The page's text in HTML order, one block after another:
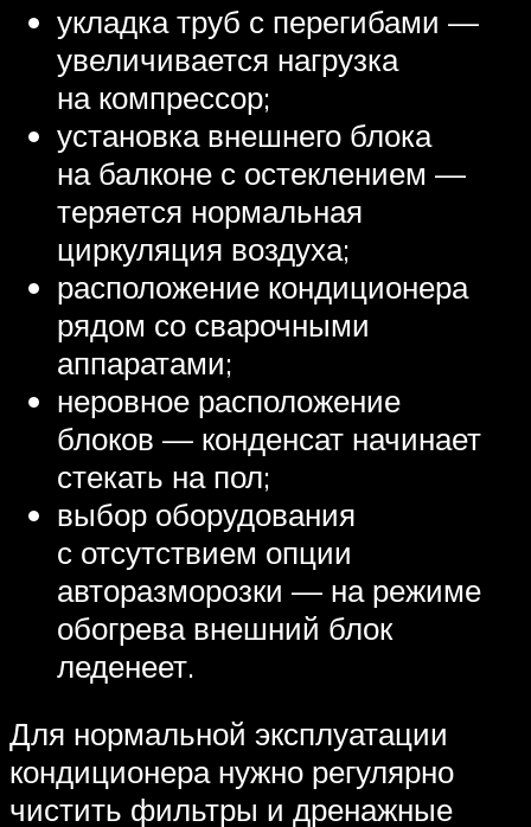
укладка труб с перегибами —
увеличивается нагрузка
на компрессор;
установка внешнего блока
на балконе с остеклением —
теряется нормальная
циркуляция воздуха;
расположение кондиционера
рядом со сварочными
аппаратами;
неровное расположение
блоков — конденсат начинает
стекать на пол;
выбор оборудования
с отсутствием опции
авторазморозки — на режиме
обогрева внешний блок
леденеет.
Для нормальной эксплуатации
кондиционера нужно регулярно
чистить фильтры и дренажные